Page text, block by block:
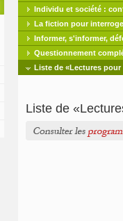
Individu et société :
La fiction pour
Informer, s'informer,
Questionnement
Liste de «Lectures
Liste de